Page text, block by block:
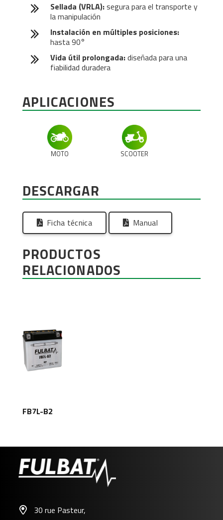
Sellada (VRLA):segura para el transporte y
la manipulación
Instalación en múltiples posiciones:
hasta 90°
Vida útil prolongada:diseñada para una
fiabilidad duradera
APLICACIONES
MOTO SCOOTER
DESCARGAR
Ficha técnica Manual
PRODUCTOS
RELACIONADOS
FB7L-B2
30 rue Pasteur,